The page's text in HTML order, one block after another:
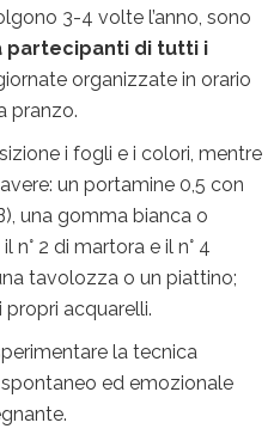
3-4 volte l’anno, sono
partecipanti di tutti i
organizzate in orario
pranzo.
i fogli e i colori, mentre
un portamine 0,5 con
una gomma bianca o
n° 2 di martora e il n° 4
tavolozza o un piattino;
acquarelli.
la tecnica
ed emozionale